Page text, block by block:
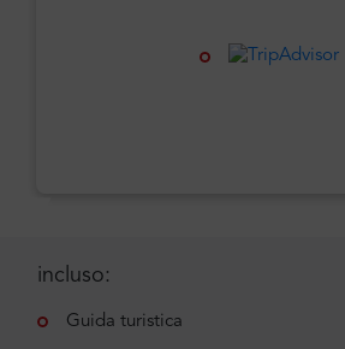
incluso:
Guida turistica